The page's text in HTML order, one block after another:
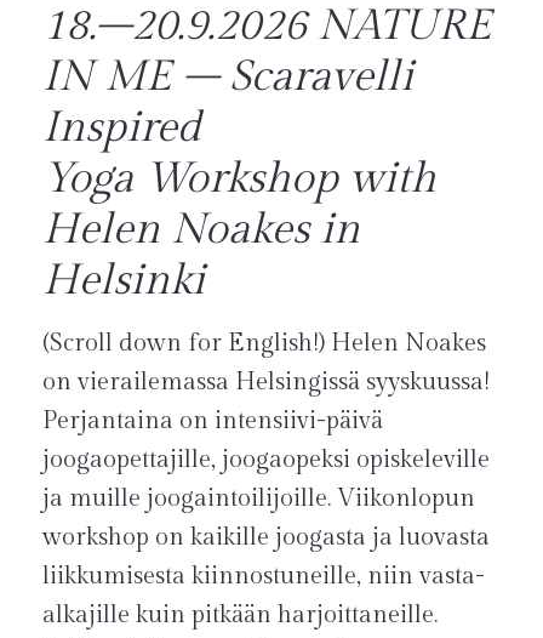
18.–20.9.2026 NATURE
IN ME – Scaravelli
Inspired
Yoga Workshop with
Helen Noakes in
Helsinki
(Scroll down for English!) Helen Noakes
on vierailemassa Helsingissä syyskuussa!
Perjantaina on intensiivi-päivä
joogaopettajille, joogaopeksi opiskeleville
ja muille joogaintoilijoille. Viikonlopun
workshop on kaikille joogasta ja luovasta
liikkumisesta kiinnostuneille, niin vasta-
alkajille kuin pitkään harjoittaneille.